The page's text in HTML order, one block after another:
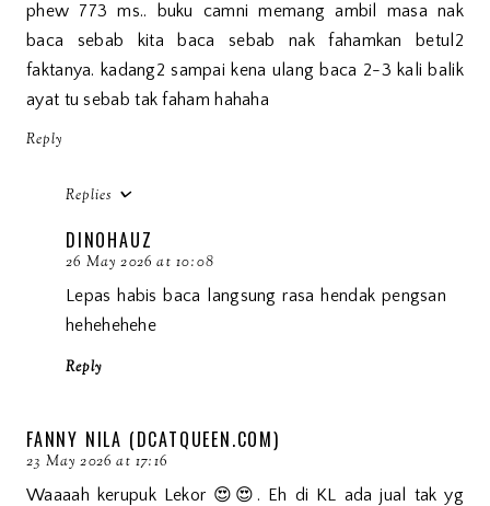
phew 773 ms.. buku camni memang ambil masa nak
baca sebab kita baca sebab nak fahamkan betul2
faktanya. kadang2 sampai kena ulang baca 2-3 kali balik
ayat tu sebab tak faham hahaha
Reply
Replies
DINOHAUZ
26 May 2026 at 10:08
Lepas habis baca langsung rasa hendak pengsan
hehehehehe
Reply
FANNY NILA (DCATQUEEN.COM)
23 May 2026 at 17:16
Waaaah kerupuk Lekor 😍😍. Eh di KL ada jual tak yg